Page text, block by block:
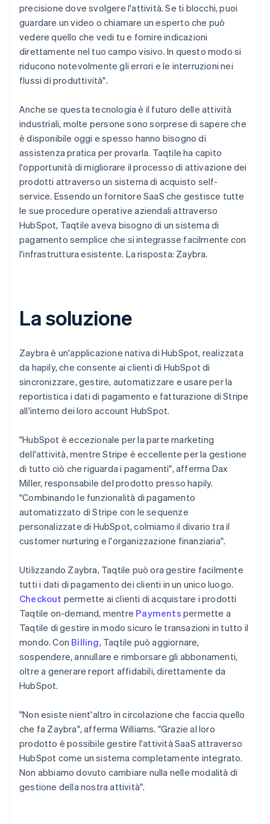
precisione dove svolgere l'attività. Se ti blocchi, puoi
guardare un video o chiamare un esperto che può
vedere quello che vedi tu e fornire indicazioni
direttamente nel tuo campo visivo. In questo modo si
riducono notevolmente gli errori e le interruzioni nei
flussi di produttività".
Anche se questa tecnologia è il futuro delle attività
industriali, molte persone sono sorprese di sapere che
è disponibile oggi e spesso hanno bisogno di
assistenza pratica per provarla. Taqtile ha capito
l'opportunità di migliorare il processo di attivazione dei
prodotti attraverso un sistema di acquisto self-
service. Essendo un fornitore SaaS che gestisce tutte
le sue procedure operative aziendali attraverso
HubSpot, Taqtile aveva bisogno di un sistema di
pagamento semplice che si integrasse facilmente con
l'infrastruttura esistente. La risposta: Zaybra.
La soluzione
Zaybra è un'applicazione nativa di HubSpot, realizzata
da hapily, che consente ai clienti di HubSpot di
sincronizzare, gestire, automatizzare e usare per la
reportistica i dati di pagamento e fatturazione di Stripe
all'interno dei loro account HubSpot.
"HubSpot è eccezionale per la parte marketing
dell'attività, mentre Stripe è eccellente per la gestione
di tutto ciò che riguarda i pagamenti", afferma Dax
Miller, responsabile del prodotto presso hapily.
"Combinando le funzionalità di pagamento
automatizzato di Stripe con le sequenze
personalizzate di HubSpot, colmiamo il divario tra il
customer nurturing e l'organizzazione finanziaria".
Utilizzando Zaybra, Taqtile può ora gestire facilmente
tutti i dati di pagamento dei clienti in un unico luogo.
Checkout permette ai clienti di acquistare i prodotti
Taqtile on-demand, mentre Payments permette a
Taqtile di gestire in modo sicuro le transazioni in tutto il
mondo. Con Billing, Taqtile può aggiornare,
sospendere, annullare e rimborsare gli abbonamenti,
oltre a generare report affidabili, direttamente da
HubSpot.
"Non esiste nient'altro in circolazione che faccia quello
che fa Zaybra", afferma Williams. "Grazie al loro
prodotto è possibile gestire l'attività SaaS attraverso
HubSpot come un sistema completamente integrato.
Non abbiamo dovuto cambiare nulla nelle modalità di
gestione della nostra attività".